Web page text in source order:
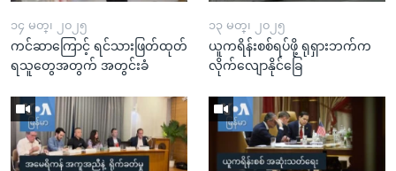
၁၄ မတ္၊ ၂၀၂၅
ကင်ဆာကြောင့် ရင်သားဖြတ်ထုတ်
ရသူတွေအတွက် အတွင်းခံ
၁၃ မတ္၊ ၂၀၂၅
ယူကရိန်းစစ်ရပ်ဖို့ ရုရှားဘက်က
လိုက်လျောနိုင်ခြေ